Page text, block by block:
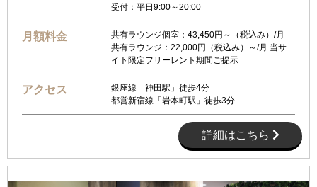
受付：平日9:00～20:00
月額料金
共有ラウンジ個室：43,450円～（税込み）/月
共有ラウンジ：22,000円（税込み）～/月 当サ
イト限定フリーレント期間ご提示
アクセス
銀座線「神田駅」徒歩4分
都営新宿線「岩本町駅」徒歩3分
詳細はこちら